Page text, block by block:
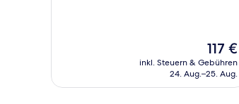
Der
Preis
beträgt
117 €
inkl. Steuern & Gebühren
24. Aug.–25. Aug.